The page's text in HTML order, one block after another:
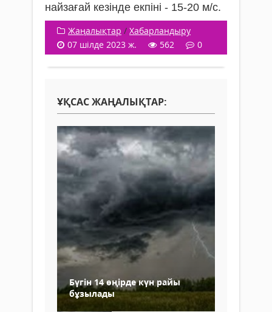
найзағай кезінде екпіні - 15-20 м/с.
Жаңалықтар / Хабарландыру
07 шілде 2023 ж.
562 0
ҰҚСАС ЖАҢАЛЫҚТАР:
Бүгін 14 өңірде күн райы
бұзылады